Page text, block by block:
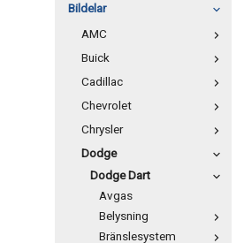
Bildelar
AMC
Buick
Cadillac
Chevrolet
Chrysler
Dodge
Dodge Dart
Avgas
Belysning
Bränslesystem